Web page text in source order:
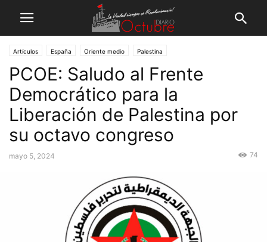
Artículos España Oriente medio Palestina
PCOE: Saludo al Frente
Democrático para la
Liberación de Palestina por
su octavo congreso
mayo 5, 2024 74